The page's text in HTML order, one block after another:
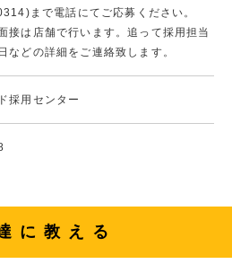
まで電話にてご応募ください。
接は店舗で行います。追って採用担当
などの詳細をご連絡致します。
採用センター
に教える